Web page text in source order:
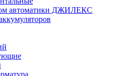
автоматики ДЖИЛЕКС